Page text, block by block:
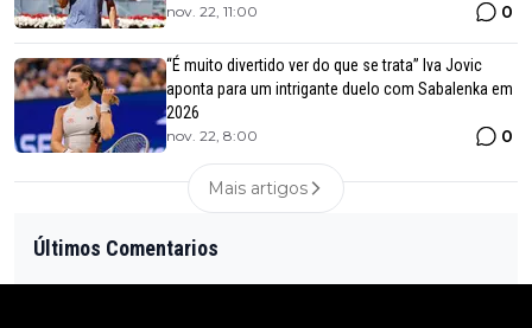
nov. 22, 11:00 0
“É muito divertido ver do que se trata” Iva Jovic
aponta para um intrigante duelo com Sabalenka em
2026
nov. 22, 8:00 0
Mais artigos
Últimos Comentarios